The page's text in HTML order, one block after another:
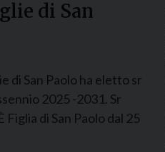
di San
di San Paolo ha eletto sr
2025 -2031. Sr
di San Paolo dal 25